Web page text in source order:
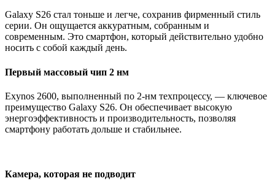
Galaxy S26 стал тоньше и легче, сохранив фирменный стиль
серии. Он ощущается аккуратным, собранным и
современным. Это смартфон, который действительно удобно
носить с собой каждый день.
Первый массовый чип 2 нм
Exynos 2600, выполненный по 2-нм техпроцессу, — ключевое
преимущество Galaxy S26. Он обеспечивает высокую
энергоэффективность и производительность, позволяя
смартфону работать дольше и стабильнее.
Камера, которая не подводит